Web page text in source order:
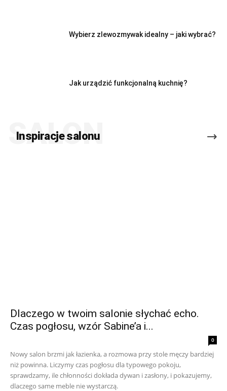
Wybierz zlewozmywak idealny – jaki wybrać?
Jak urządzić funkcjonalną kuchnię?
Inspiracje salonu
SALON
Dlaczego w twoim salonie słychać echo.
Czas pogłosu, wzór Sabine’a i...
0
Nowy salon brzmi jak łazienka, a rozmowa przy stole męczy bardziej
niż powinna. Liczymy czas pogłosu dla typowego pokoju,
sprawdzamy, ile chłonności dokłada dywan i zasłony, i pokazujemy,
dlaczego same meble nie wystarczą.